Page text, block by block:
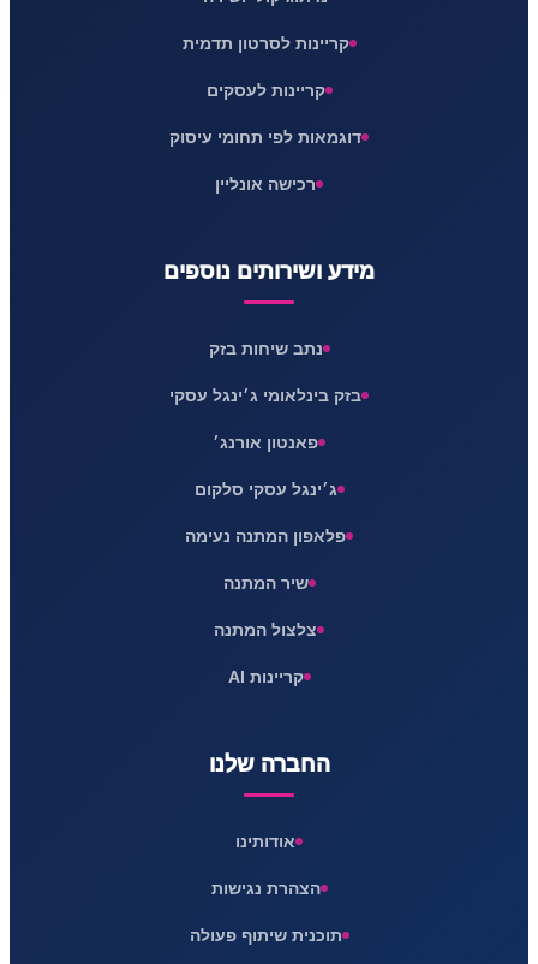
קריינות לסרטון תדמית
קריינות לעסקים
דוגמאות לפי תחומי עיסוק
רכישה אונליין
מידע ושירותים נוספים
נתב שיחות בזק
בזק בינלאומי ג׳ינגל עסקי
פאנטון אורנג׳
ג׳ינגל עסקי סלקום
פלאפון המתנה נעימה
שיר המתנה
צלצול המתנה
קריינות AI
החברה שלנו
אודותינו
הצהרת נגישות
תוכנית שיתוף פעולה